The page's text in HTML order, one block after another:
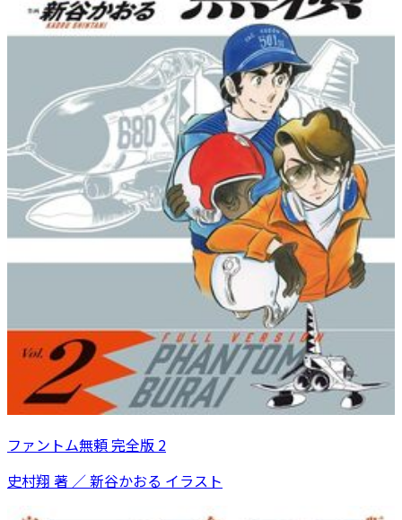
ファントム無頼 完全版 2
史村翔 著 ／ 新谷かおる イラスト